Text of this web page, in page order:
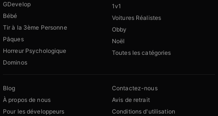
GDevelop
Bébé
Tir à la 3ème Personne
Pâques
Horreur Psychologique
Dominos
1v1
Voitures Réalistes
Obby
Noël
Toutes les catégories
Blog
À propos de nous
Pour les développeurs
Contactez-nous
Avis de retrait
Conditions d'utilisation